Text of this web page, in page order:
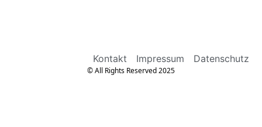
Kontakt Impressum Datenschutz
© All Rights Reserved 2025